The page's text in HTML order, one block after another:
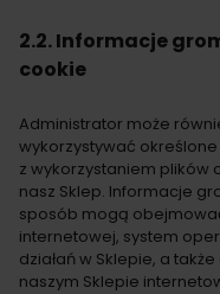
2.2. Informacje
cookie
Administrator może
wykorzystywać
z wykorzystaniem plików
nasz Sklep. Informacje
sposób mogą
internetowej, system
działań w Sklepie, a
naszym Sklepie